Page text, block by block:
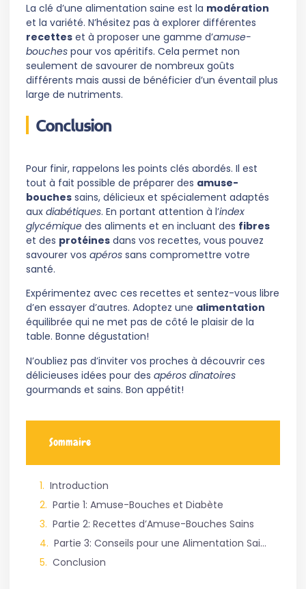
La clé d’une alimentation saine est la modération
et la variété. N’hésitez pas à explorer différentes
recettes et à proposer une gamme d’amuse-
bouches pour vos apéritifs. Cela permet non
seulement de savourer de nombreux goûts
différents mais aussi de bénéficier d’un éventail plus
large de nutriments.
Conclusion
Pour finir, rappelons les points clés abordés. Il est
tout à fait possible de préparer des amuse-
bouches sains, délicieux et spécialement adaptés
aux diabétiques. En portant attention à l’index
glycémique des aliments et en incluant des fibres
et des protéines dans vos recettes, vous pouvez
savourer vos apéros sans compromettre votre
santé.
Expérimentez avec ces recettes et sentez-vous libre
d’en essayer d’autres. Adoptez une alimentation
équilibrée qui ne met pas de côté le plaisir de la
table. Bonne dégustation!
N’oubliez pas d’inviter vos proches à découvrir ces
délicieuses idées pour des apéros dinatoires
gourmands et sains. Bon appétit!
Sommaire
Introduction
Partie 1: Amuse-Bouches et Diabète
Partie 2: Recettes d’Amuse-Bouches Sains
Partie 3: Conseils pour une Alimentation Saine et Gourmande
Conclusion